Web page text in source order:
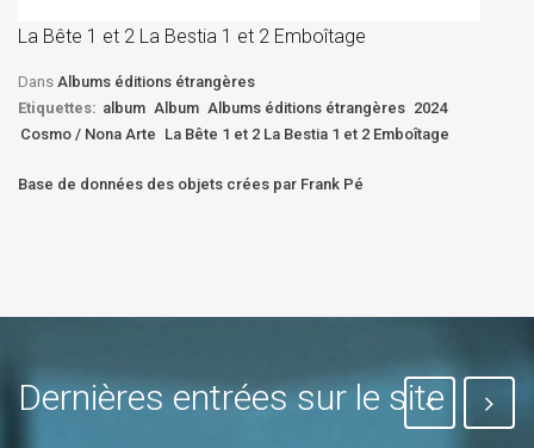
La Bête 1 et 2 La Bestia 1 et 2 Emboîtage
Dans Albums éditions étrangères
Etiquettes: album Album Albums éditions étrangères 2024
Cosmo / Nona Arte La Bête 1 et 2 La Bestia 1 et 2 Emboîtage
Base de données des objets crées par Frank Pé
Dernières entrées sur le site